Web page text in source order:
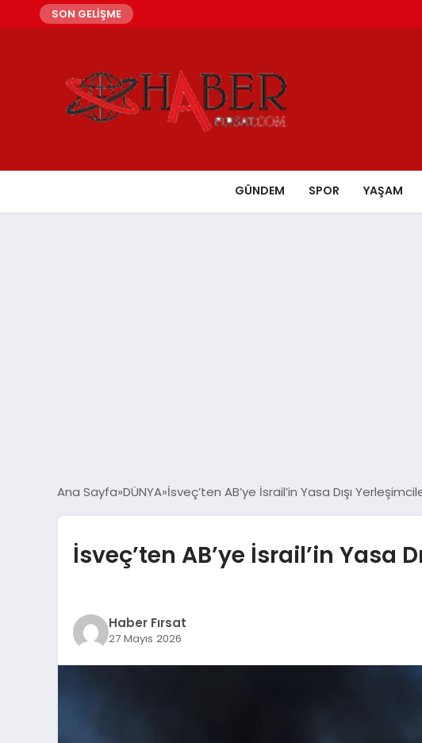
SON GELİŞME
GÜNDEM SPOR YAŞAM
Ana Sayfa DÜNYA İsveç’ten AB’ye İsrail’in Yasa Dışı
İsveç’ten AB’ye İsrail’in Yasa
Haber Fırsat
27 Mayıs 2026